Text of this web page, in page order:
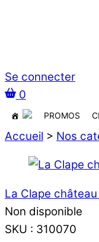
Se connecter
0
PROMOS
Accueil > Nos
La Clape château
Non disponible
SKU : 310070